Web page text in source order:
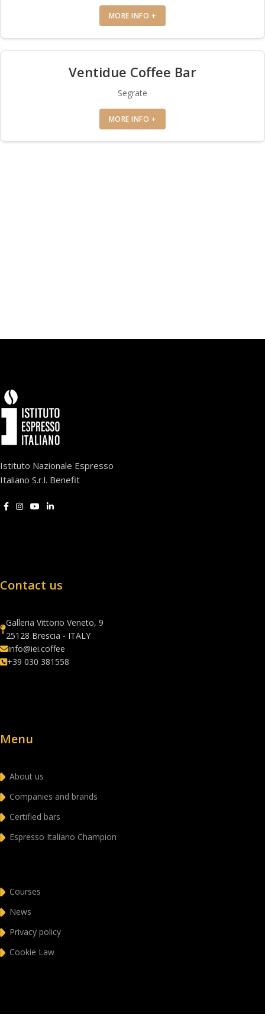
MORE INFO +
Ventidue Coffee Bar
Segrate
MORE INFO +
Istituto Nazionale Espresso
Italiano S.r.l. Benefit
Contact us
Galleria Vittorio Veneto, 9
25128 Brescia - ITALY
info@iei.coffee
+39 030 381558
Menu
About us
Companies and brands
Certified bars
Espresso Italiano Champion
Courses
News
Privacy policy
Cookie Law